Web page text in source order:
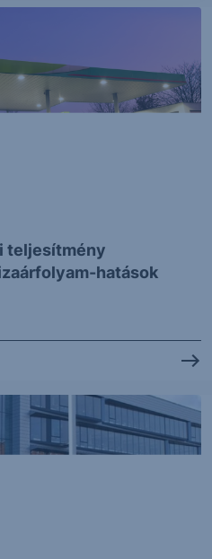
teljesítmény
hatások